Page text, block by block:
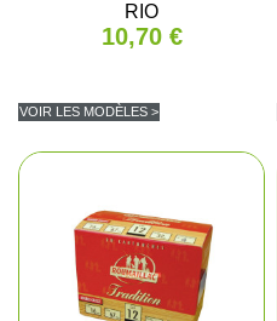
RIO
10,70 €
VOIR LES MODÈLES >